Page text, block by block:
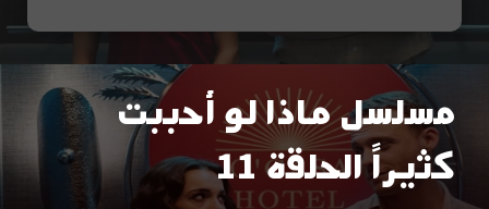
مسلسل
ماذا
مسلسل ماذا لو أحببت
كثيراً الحلقة 11